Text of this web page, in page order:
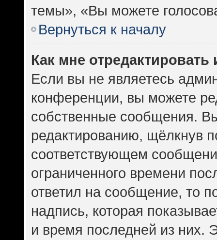
темы», «Вы можете
Вернуться к началу
Как мне
Если вы не являетесь
конференции, вы можете
собственные сообщения.
редактированию, щёлкнув
соответствующем
ограниченного времени
ответил на сообщение, то
надпись, которая
и время последней из них.